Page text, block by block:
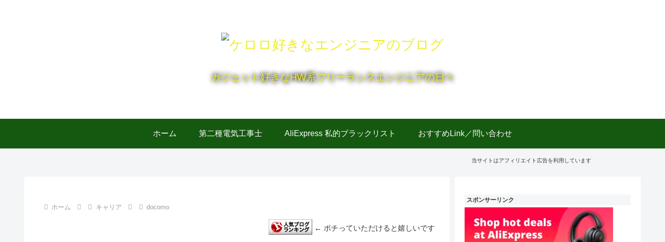
ガジェット好きなHW系フリーランスエンジニアの日々
ホーム 第二種電気工事士 AliExpress 私的ブラックリスト おすすめLink／問い合わせ
当サイトはアフィリエイト広告を利用しています
ホーム キャリア docomo
← ポチっていただけると嬉しいです
スポンサーリンク